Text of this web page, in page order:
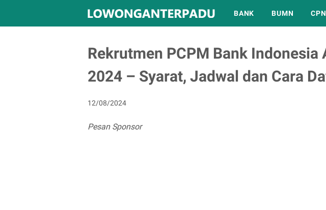
BANK BUMN
Rekrutmen PCPM Bank Indonesia
2024 – Syarat, Jadwal dan Cara
12/08/2024
Pesan Sponsor